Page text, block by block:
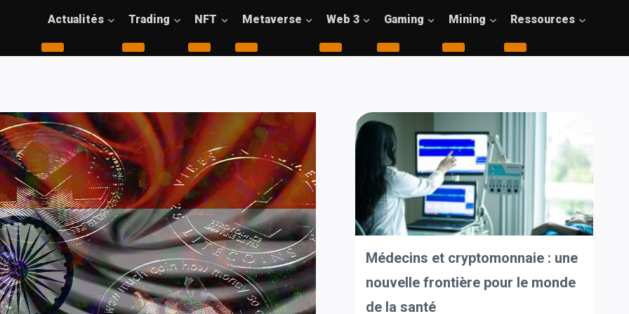
Actualités Trading NFT Metaverse Web 3 Gaming Mining Ressources
Médecins et cryptomonnaie : une
nouvelle frontière pour le monde
de la santé